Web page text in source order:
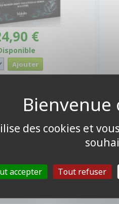
€
des cookies et
accepter Tout refuser